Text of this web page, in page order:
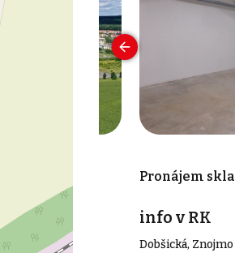
Pronájem
info v RK
Dobšická, Znojmo